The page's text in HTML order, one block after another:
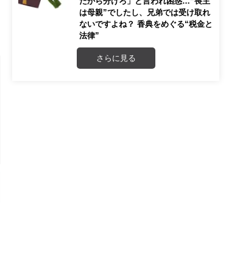
は母親”でしたし、兄弟では受け取れ
ないですよね？ 香典をめぐる“税金と
法律”
さらに見る